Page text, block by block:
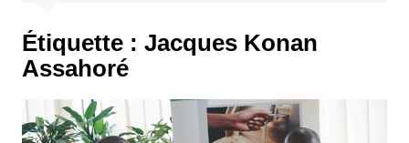
Étiquette : Jacques Konan
Assahoré